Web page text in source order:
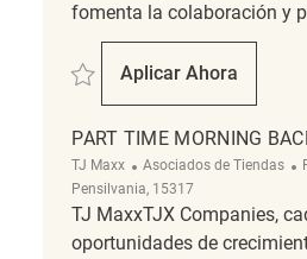
fomenta la colaboración y
Salvar Early Morning
Aplicar Ahora
Early Morning
PART TIME MORNING
TJ Maxx Categoría
Asociados de Tiendas
Pensilvania, 15317
TJ MaxxTJX Companies,
oportunidades de